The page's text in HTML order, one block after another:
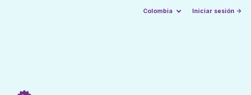
Colombia Iniciar sesión →